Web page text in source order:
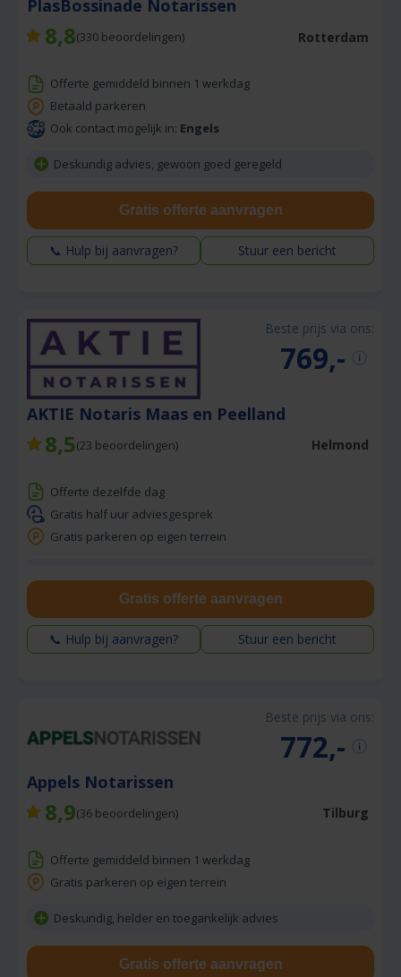
PlasBossinade Notarissen
8,8(330 beoordelingen) Rotterdam
Offerte gemiddeld binnen 1 werkdag
Betaald parkeren
Ook contact mogelijk in: Engels
Deskundig advies, gewoon goed geregeld
Gratis offerte aanvragen
📞 Hulp bij aanvragen? Stuur een bericht
Beste prijs via ons:
769,-
AKTIE Notaris Maas en Peelland
8,5(23 beoordelingen) Helmond
Offerte dezelfde dag
Gratis half uur adviesgesprek
Gratis parkeren op eigen terrein
Gratis offerte aanvragen
📞 Hulp bij aanvragen? Stuur een bericht
Beste prijs via ons:
772,-
Appels Notarissen
8,9(36 beoordelingen) Tilburg
Offerte gemiddeld binnen 1 werkdag
Gratis parkeren op eigen terrein
Deskundig, helder en toegankelijk advies
Gratis offerte aanvragen